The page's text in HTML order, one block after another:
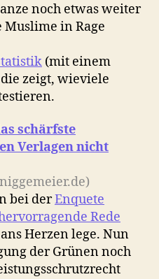
noch etwas weiter
Muslime in Rage
(mit einem
zeigt, wieviele
schärfste
Verlagen nicht
bei derEnquete
Rede
Herzen lege. Nun
der Grünen noch